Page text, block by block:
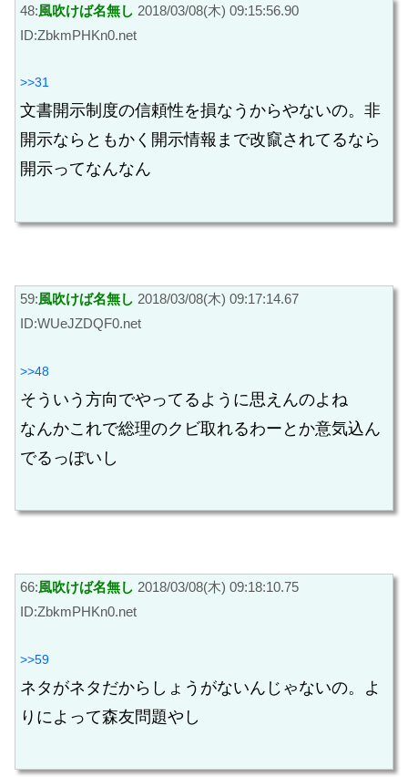
48:風吹けば名無し 2018/03/08(木) 09:15:56.90
ID:ZbkmPHKn0.net
>>31
文書開示制度の信頼性を損なうからやないの。非
開示ならともかく開示情報まで改竄されてるなら
開示ってなんなん
59:風吹けば名無し 2018/03/08(木) 09:17:14.67
ID:WUeJZDQF0.net
>>48
そういう方向でやってるように思えんのよね
なんかこれで総理のクビ取れるわーとか意気込ん
でるっぽいし
66:風吹けば名無し 2018/03/08(木) 09:18:10.75
ID:ZbkmPHKn0.net
>>59
ネタがネタだからしょうがないんじゃないの。よ
りによって森友問題やし